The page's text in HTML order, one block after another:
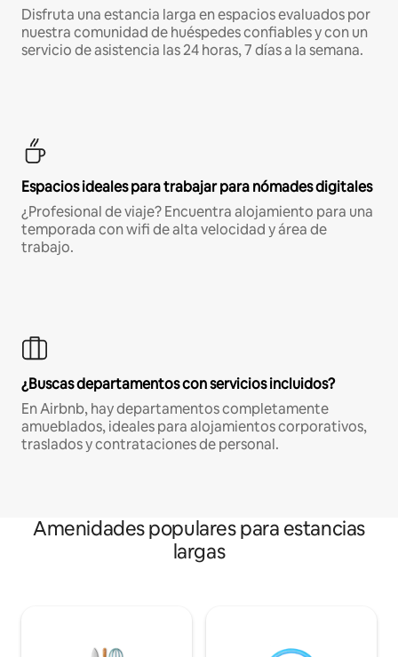
Disfruta una estancia larga en espacios evaluados por
nuestra comunidad de huéspedes confiables y con un
servicio de asistencia las 24 horas, 7 días a la semana.
Espacios ideales para trabajar para nómades digitales
¿Profesional de viaje? Encuentra alojamiento para una
temporada con wifi de alta velocidad y área de
trabajo.
¿Buscas departamentos con servicios incluidos?
En Airbnb, hay departamentos completamente
amueblados, ideales para alojamientos corporativos,
traslados y contrataciones de personal.
Amenidades populares para estancias
largas